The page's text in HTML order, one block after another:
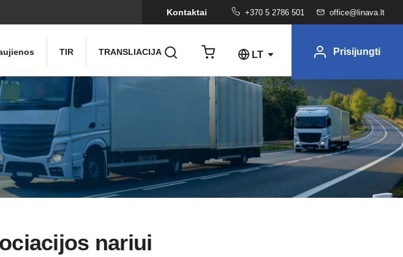
Kontaktai +370 5 2786 501 office@linava.lt
TIR TRANSLIACIJA LT Prisijungti
nariui